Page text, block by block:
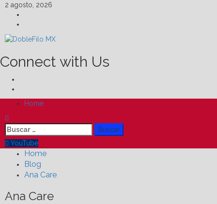
Skip
content
2 agosto, 2026
Connect with Us
PrimaryHome
Buscar:
YouTube
Home
Blog
Ana Care
Ana Care